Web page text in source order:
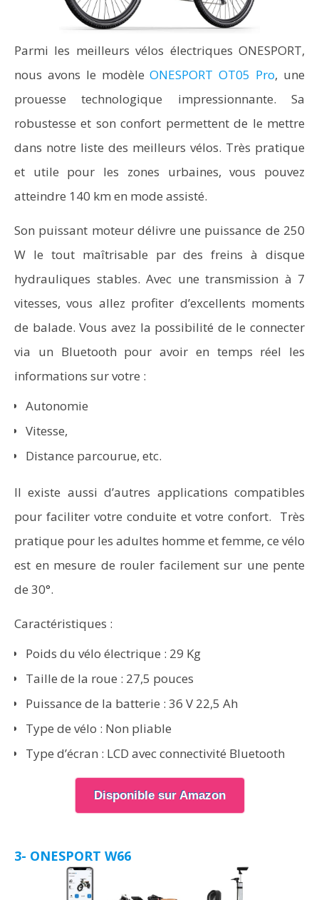
Parmi les meilleurs vélos électriques ONESPORT,
nous avons le modèleONESPORT OT05 Pro, une
prouesse technologique impressionnante. Sa
robustesse et son confort permettent de le mettre
dans notre liste des meilleurs vélos. Très pratique
et utile pour les zones urbaines, vous pouvez
atteindre 140 km en mode assisté.
Son puissant moteur délivre une puissance de 250
W le tout maîtrisable par des freins à disque
hydrauliques stables. Avec une transmission à 7
vitesses, vous allez profiter d’excellents moments
de balade. Vous avez la possibilité de le connecter
via un Bluetooth pour avoir en temps réel les
informations sur votre :
Autonomie
Vitesse,
Distance parcourue, etc.
Il existe aussi d’autres applications compatibles
pour faciliter votre conduite et votre confort. Très
pratique pour les adultes homme et femme, ce vélo
est en mesure de rouler facilement sur une pente
de 30°.
Caractéristiques :
Poids du vélo électrique : 29 Kg
Taille de la roue : 27,5 pouces
Puissance de la batterie : 36 V 22,5 Ah
Type de vélo : Non pliable
Type d’écran : LCD avec connectivité Bluetooth
Disponible sur Amazon
3- ONESPORT W66